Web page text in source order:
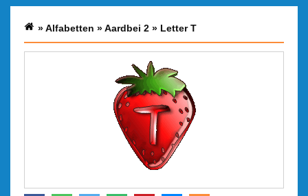
»Alfabetten »Aardbei 2 » Letter T